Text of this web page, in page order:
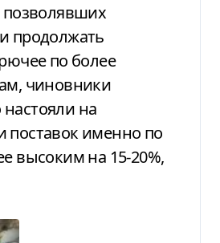
позволявших
продолжать
по более
чиновники
на
поставок именно по
высоким на 15-20%,